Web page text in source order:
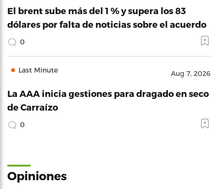
El brent sube más del 1 % y supera los 83
dólares por falta de noticias sobre el acuerdo
0
Last Minute Aug 7, 2026
La AAA inicia gestiones para dragado en seco
de Carraízo
0
Opiniones